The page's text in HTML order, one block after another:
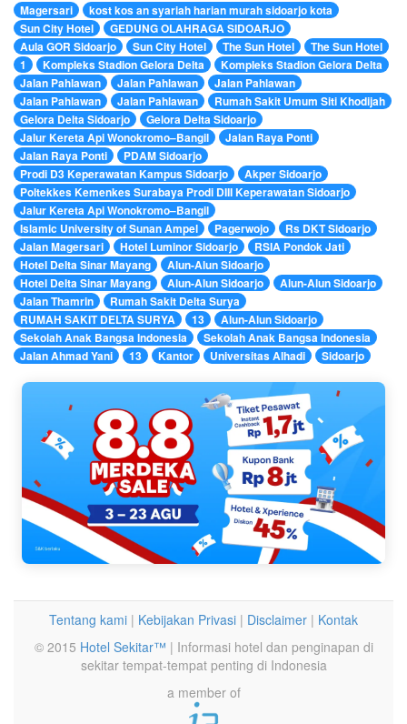
Magersari
kost kos an syariah harian murah sidoarjo kota
Sun City Hotel
GEDUNG OLAHRAGA SIDOARJO
Aula GOR Sidoarjo
Sun City Hotel The Sun Hotel
The Sun Hotel
1
Kompleks Stadion Gelora Delta
Kompleks Stadion Gelora Delta
Jalan Pahlawan
Jalan Pahlawan
Jalan Pahlawan
Jalan Pahlawan
Jalan Pahlawan
Rumah Sakit Umum Siti Khodijah
Gelora Delta Sidoarjo
Gelora Delta Sidoarjo
Jalur Kereta Api Wonokromo–Bangil
Jalan Raya Ponti
Jalan Raya Ponti
PDAM Sidoarjo
Prodi D3 Keperawatan Kampus Sidoarjo
Akper Sidoarjo
Poltekkes Kemenkes Surabaya Prodi DIII Keperawatan Sidoarjo
Jalur Kereta Api Wonokromo–Bangil
Islamic University of Sunan Ampel
Pagerwojo
Rs DKT Sidoarjo
Jalan Magersari
Hotel Luminor Sidoarjo
RSIA Pondok Jati
Hotel Delta Sinar Mayang
Alun-Alun Sidoarjo
Hotel Delta Sinar Mayang
Alun-Alun Sidoarjo
Alun-Alun Sidoarjo
Jalan Thamrin
Rumah Sakit Delta Surya
RUMAH SAKIT DELTA SURYA
13
Alun-Alun Sidoarjo
Sekolah Anak Bangsa Indonesia
Sekolah Anak Bangsa Indonesia
Jalan Ahmad Yani
13 Kantor Universitas Alhadi Sidoarjo
Tentang kami | Kebijakan Privasi | Disclaimer | Kontak
© 2015 Hotel Sekitar™ | Informasi hotel dan penginapan di
sekitar tempat-tempat penting di Indonesia
a member of